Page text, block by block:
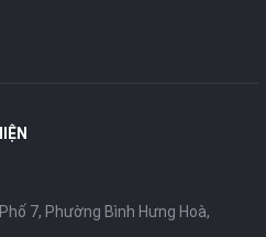
7, Phường Bình Hưng Hoà,